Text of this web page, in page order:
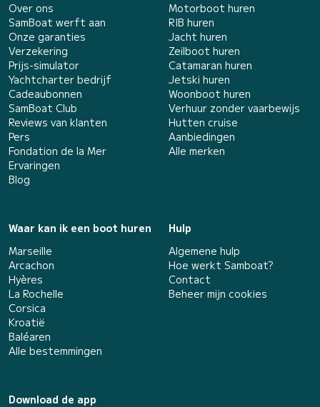
Over ons
SamBoat werft aan
Onze garanties
Verzekering
Prijs-simulator
Yachtcharter bedrijf
Cadeaubonnen
SamBoat Club
Reviews van klanten
Pers
Fondation de la Mer
Ervaringen
Blog
Motorboot huren
RIB huren
Jacht huren
Zeilboot huren
Catamaran huren
Jetski huren
Woonboot huren
Verhuur zonder vaarbewijs
Hutten cruise
Aanbiedingen
Alle merken
Waar kan ik een boot huren
Marseille
Arcachon
Hyères
La Rochelle
Corsica
Kroatië
Baléaren
Alle bestemmingen
Hulp
Algemene hulp
Hoe werkt Samboat?
Contact
Beheer mijn cookies
Download de app